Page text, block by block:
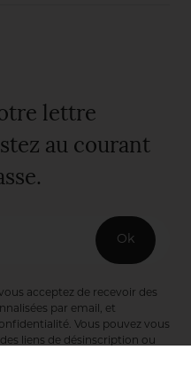
lettre
au courant
Ok
acceptez de recevoir des
par email, et
. Vous pouvez vous
liens de désinscription ou
de contact :